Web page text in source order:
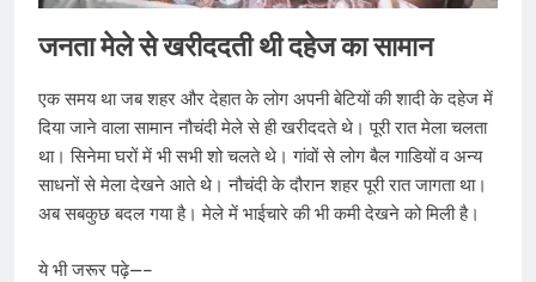
जनता मेले से खरीददती थी दहेज का सामान
एक समय था जब शहर और देहात के लोग अपनी बेटियों की शादी के दहेज में
दिया जाने वाला सामान नौचंदी मेले से ही खरीददते थे। पूरी रात मेला चलता
था। सिनेमा घरों में भी सभी शो चलते ​थे। गांवों से लोग बैल गाडियों व अन्य
साधनों से मेला देखने आते थे। नौचंदी के दौरान शहर पूरी रात जागता था।
अब सबकुछ बदल गया है। मेले में भाईचारे की भी कमी देखने को मिली है।
ये भी जरूर पढ़े—–​